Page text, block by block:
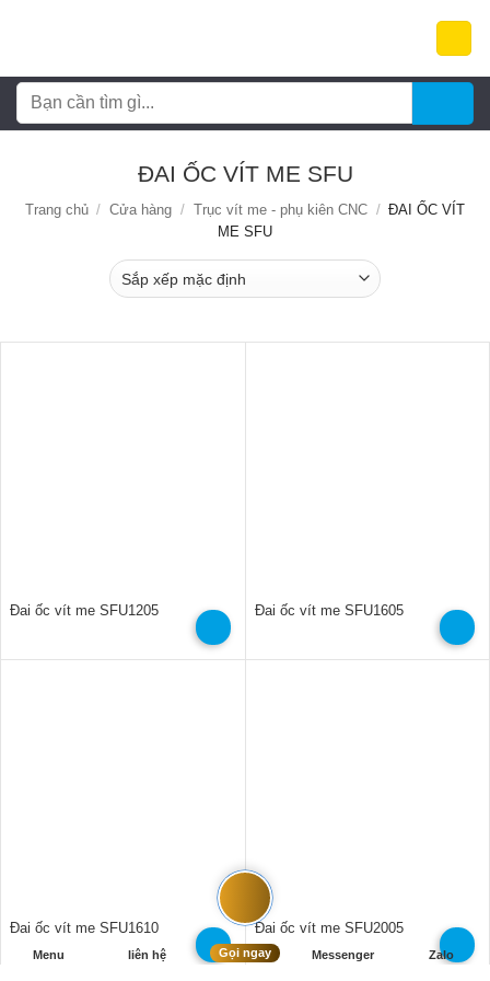
dung
Tìm
kiếm:
ĐAI ỐC VÍT ME SFU
Trang chủ / Cửa hàng Trục vít me - phụ kiên CNC / ĐAI ỐC VÍT ME
SFU
Đai ốc vít me SFU1205 Đai ốc vít me SFU1605
Đai ốc vít me SFU1610 Đai ốc vít me SFU2005
Menu liên hệ Gọi ngay Messenger Zalo